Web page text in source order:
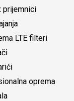
prijemnici
LTE filteri
oprema